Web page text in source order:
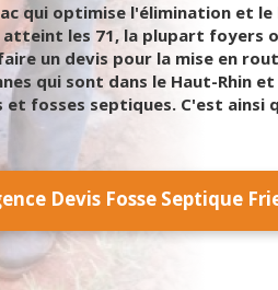
qui optimise l'élimination et
les 71, la plupart foyers
un devis pour la mise en
qui sont dans le Haut-
fosses septiques. C'est ainsi
Devis Fosse Septique